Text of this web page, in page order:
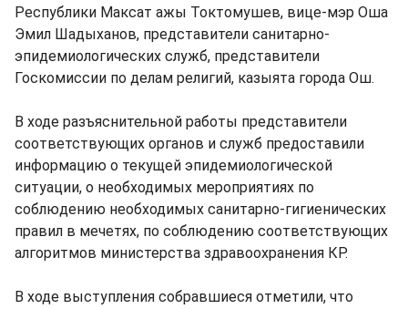
Республики Максат ажы Токтомушев, вице-мэр Оша
Эмил Шадыханов, представители санитарно-
эпидемиологических служб, представители
Госкомиссии по делам религий, казыята города Ош.
В ходе разъяснительной работы представители
соответствующих органов и служб предоставили
информацию о текущей эпидемиологической
ситуации, о необходимых мероприятиях по
соблюдению необходимых санитарно-гигиенических
правил в мечетях, по соблюдению соответствующих
алгоритмов министерства здравоохранения КР.
В ходе выступления собравшиеся отметили, что